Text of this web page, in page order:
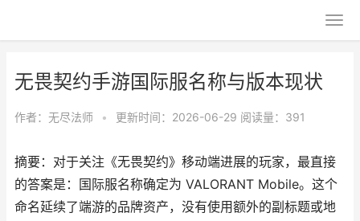
无畏契约手游国际服名称与版本现状
作者： 无尽法师 • 更新时间：2026-06-29 阅读量：391
摘要：对于关注《无畏契约》移动端进展的玩家，最直接
的答案是：国际服名称确定为 VALORANT Mobile。这个
命名延续了端游的品牌资产，没有使用额外的副标题或地